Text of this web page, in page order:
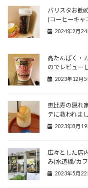
バリスタお勧
(コーヒーキャ
2024年2月24
高たんぱく・
のでレビュー
2023年12月5
恵比寿の隠れ
テに救われまし
2023年8月19
広々とした店
み(水道橋/カ
2023年5月22